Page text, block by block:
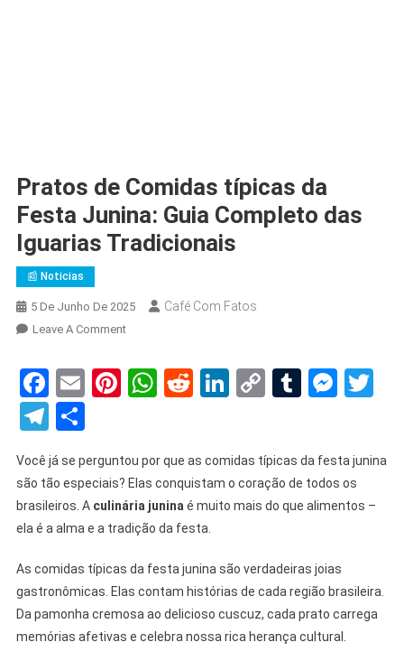
Pratos de Comidas típicas da
Festa Junina: Guia Completo das
Iguarias Tradicionais
📰 Noticias
5 De Junho De 2025 Café Com Fatos
Leave A CommentOn
De
Comidas
Completo
Das
Tradicionais
Facebook
EmailPinterest
WhatsApp
RedditLinkedIn
CopyTumblr
Telegram
Share
Você já se perguntou por que as comidas típicas da festa junina
são tão especiais? Elas conquistam o coração de todos os
brasileiros. A culinária junina é muito mais do que alimentos –
ela é a alma e a tradição da festa.
As comidas típicas da festa junina são verdadeiras joias
gastronômicas. Elas contam histórias de cada região brasileira.
Da pamonha cremosa ao delicioso cuscuz, cada prato carrega
memórias afetivas e celebra nossa rica herança cultural.